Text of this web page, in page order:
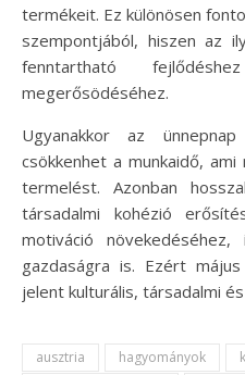
termékeit. Ez különösen
szempontjából, hiszen az
fenntartható
megerősödéséhez.
Ugyanakkor az
csökkenhet a munkaidő,
termelést. Azonban
társadalmi kohézió
motiváció
gazdaságra is. Ezért
jelent kulturális, társadalmi
ausztria hagyományok